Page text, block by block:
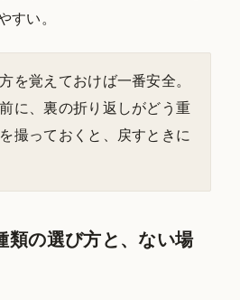
すい。
を覚えておけば一番安全。
に、裏の折り返しがどう重
撮っておくと、戻すときに
類の選び方と、ない場